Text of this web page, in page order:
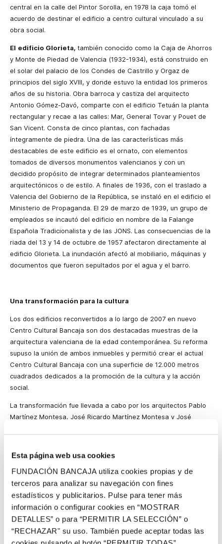
Esta página web usa cookies
FUNDACIÓN BANCAJA utiliza cookies propias y de
terceros para analizar su navegación con fines
estadísticos y publicitarios. Pulse para tener más
información o configurar cookies en “MOSTRAR
DETALLES” o para “PERMITIR LA SELECCIÓN” o
“RECHAZAR" su uso. También puede aceptar todas las
central en la calle del Pintor Sorolla, en 1978 la caja tomó el
acuerdo de destinar el edificio a centro cultural vinculado a su
obra social.
El edificio Glorieta, también conocido como la Caja de Ahorros
y Monte de Piedad de Valencia (1932-1934), está construido en
el solar del palacio de los Condes de Castrillo y Orgaz de
principios del siglo XVIII, y donde estuvo la entidad los primeros
años de su historia. Obra barroca y castiza del arquitecto
Antonio Gómez-Davó, comparte con el edificio Tetuán la planta
rectangular y recae a las calles: Mar, General Tovar y Pouet de
San Vicent. Consta de cinco plantas, con fachadas
íntegramente de piedra. Una de las características más
destacables de este edificio es el ornato, con elementos
tomados de diversos monumentos valencianos y con un
decidido propósito de integrar determinados planteamientos
arquitectónicos o de estilo. A finales de 1936, con el traslado a
Valencia del Gobierno de la República, se instaló en el edificio el
Ministerio de Propaganda. El 29 de marzo de 1939, un grupo de
empleados se incautó del edificio en nombre de la Falange
Española Tradicionalista y de las JONS. Las consecuencias de la
riada del 13 y 14 de octubre de 1957 afectaron directamente al
edificio Glorieta. La inundación afectó al mobiliario, máquinas y
documentos que fueron sepultados por el agua y el barro.
Una transformación para la cultura
Los dos edificios reconvertidos a lo largo de 2007 en nuevo
Centro Cultural Bancaja son dos destacadas muestras de la
arquitectura valenciana de la edad contemporánea. Su reforma
supuso la unión de ambos inmuebles y permitió crear el actual
Centro Cultural Bancaja con una superficie de 12.000 metros
cuadrados dedicados a la promoción de la cultura y la acción
social.
La transformación fue llevada a cabo por los arquitectos Pablo
Martínez Montesa, José Ricardo Martínez Montesa y José
exteriores han sido respetadas en su integridad. El objetivo
principal de esta remodelación era responder a la funcionalidad
de una institución que desarrolla una actividad social y cultural y,
al mismo tiempo, al mantenimiento del valor artístico de los
edificios, que son piezas emblemáticas en el patrimonio
arquitectónico de la ciudad de Valencia.
De este modo, el edificio actual mantiene elementos del antiguo
como las escaleras originales del edificio Glorieta. Materiales